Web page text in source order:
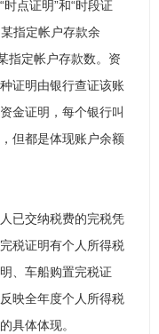
点证明”和“时段证
指定帐户存款余
指定帐户存款数。资
证明由银行查证该账
金证明，每个银行叫
但都是体现账户余额
已交纳税费的完税凭
税证明有个人所得税
、车船购置完税证
映全年度个人所得税
具体体现。